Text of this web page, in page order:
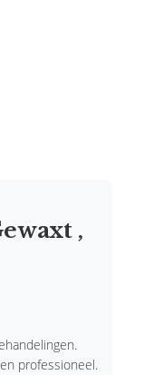
,
professioneel.